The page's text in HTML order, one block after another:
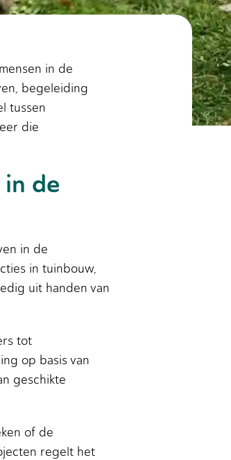
in de
begeleiding
tussen
die
de
in de
in tuinbouw,
uit handen van
tot
op basis van
geschikte
of de
regelt het